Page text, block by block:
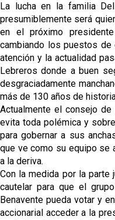
La lucha en la familia
presumiblemente será
en el próximo
cambiando los puestos de
atención y la actualidad
Lebreros donde a buen
desgraciadamente
más de 130 años de
Actualmente el consejo
evita toda polémica y
para gobernar a sus
que ve como su equipo se
a la deriva.
Con la medida por la parte
cautelar para que el
Benavente pueda votar y
accionarial acceder a la